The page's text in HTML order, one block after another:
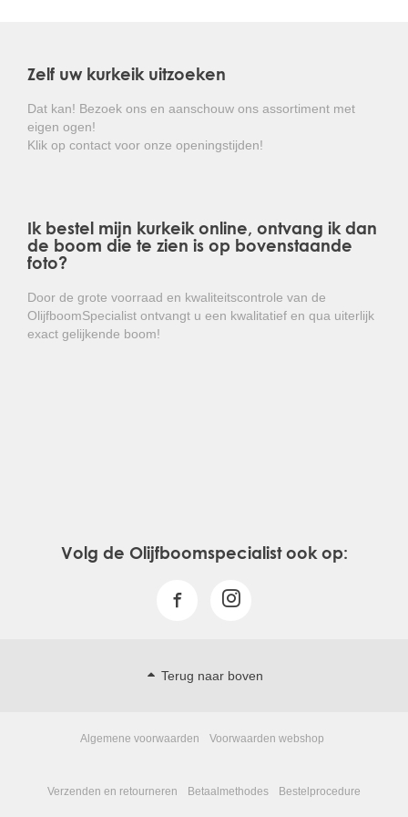
De kurkeik is goed winterhard en hoeft niet beschermd
Kortom: een prachtige groenblijvende boom die
door zijn stamstructuur een lust voor het oog is!
Zelf uw kurkeik uitzoeken
Dat kan! Bezoek ons en aanschouw ons assortiment met
eigen ogen!
Klik op contact voor onze openingstijden!
Ik bestel mijn kurkeik online, ontvang ik dan
de boom die te zien is op bovenstaande
foto?
Door de grote voorraad en kwaliteitscontrole van de
OlijfboomSpecialist ontvangt u een kwalitatief en qua uiterlijk
exact gelijkende boom!
Volg de Olijfboomspecialist ook op:
Terug naar boven
Algemene voorwaarden Voorwaarden webshop
Verzenden en retourneren Betaalmethodes Bestelprocedure